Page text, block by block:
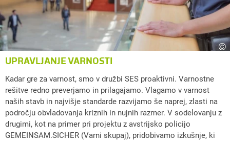
©
UPRAVLJANJE VARNOSTI
Kadar gre za varnost, smo v družbi SES proaktivni. Varnostne
rešitve redno preverjamo in prilagajamo. Vlagamo v varnost
naših stavb in najvišje standarde razvijamo še naprej, zlasti na
področju obvladovanja kriznih in nujnih razmer. V sodelovanju z
drugimi, kot na primer pri projektu z avstrijsko policijo
GEMEINSAM.SICHER (Varni skupaj), pridobivamo izkušnje, ki